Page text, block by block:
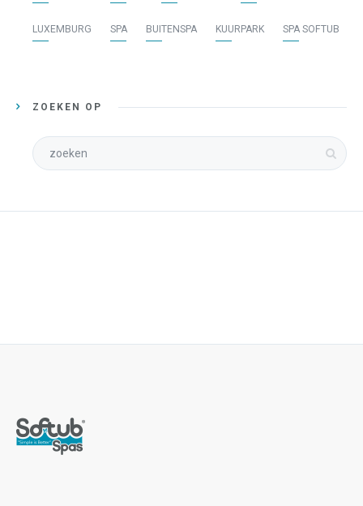
LUXEMBURG SPA BUITENSPA KUURPARK SPA SOFTUB
ZOEKEN OP